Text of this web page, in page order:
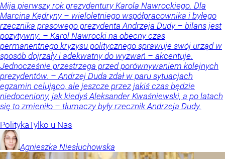
Mija pierwszy rok prezydentury Karola Nawrockiego. Dla
Marcina Kędryny – wieloletniego współpracownika i byłego
rzecznika prasowego prezydenta Andrzeja Dudy – bilans jest
pozytywny: – Karol Nawrocki na obecny czas
permanentnego kryzysu politycznego sprawuje swój urząd w
sposób dojrzały i adekwatny do wyzwań – akcentuje.
Jednocześnie przestrzega przed porównywaniem kolejnych
prezydentów. – Andrzej Duda zdał w paru sytuacjach
egzamin celująco, ale jeszcze przez jakiś czas będzie
niedoceniony, jak kiedyś Aleksander Kwaśniewski, a po latach
się to zmieniło – tłumaczy były rzecznik Andrzeja Dudy.
PolitykaTylko u Nas
Agnieszka Niesłuchowska